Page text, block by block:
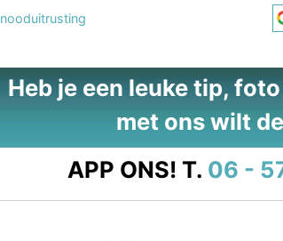
nooduitrusting
Heb je een leuke tip,
met ons wilt
APP ONS! T. 06 -